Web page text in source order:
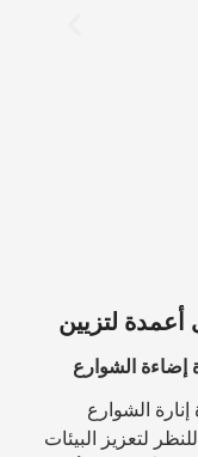
لتزيين
الشوارع
الشوارع
لتعزيز البيئات